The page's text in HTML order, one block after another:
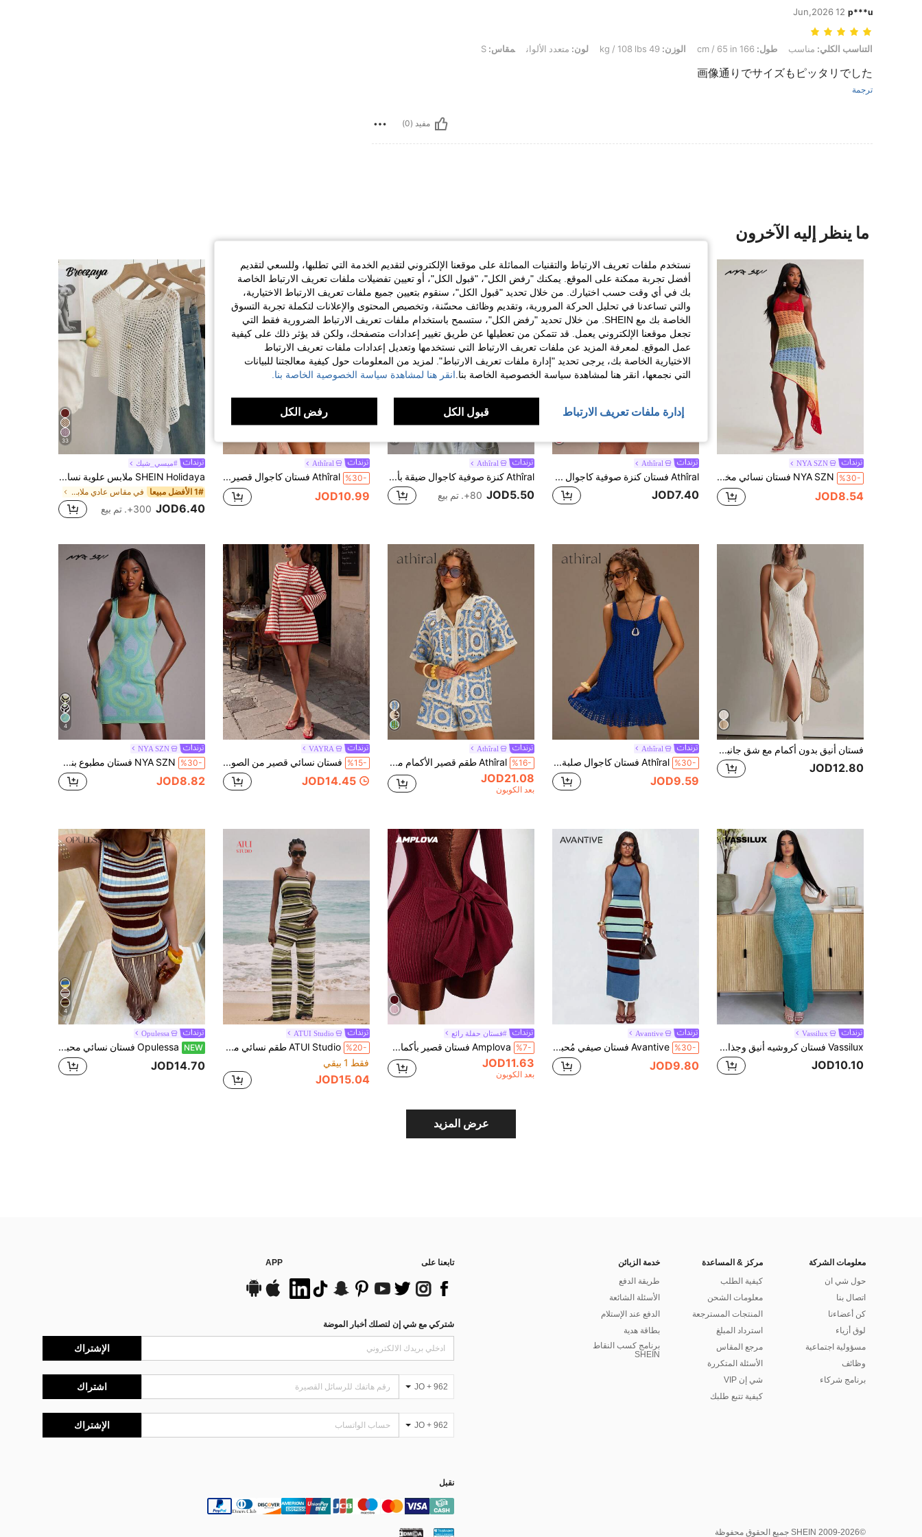
p***u
12 Jun,2026
التناسب الكلي: مناسب, طول: 166 cm / 65 in, الوزن: 49 kg / 108 lbs, لون: متعدد الألوان, مقاس: S
التناسب الكلي: مناسب طول: الوزن: لون: متعدد الألوان مقاس:
画像通りでサイズもピッタリでした
ترجمة
مفيد (0)
ما ينظر إليه الآخرون
NYA SZN
%30- NYA SZN فستان نسائي مخطط بتصميم مجوف وحافة غير متماثلة بدون أكمام من الصوف المحبوك
JOD8.54
Athîral
Athîral فستان كنزة صوفية كاجوال مخطط بأكمام واسعة، صيفي
JOD7.40
16
Athîral
Athîral كنزة صوفية كاجوال ضيقة بأزرار أمامية بلون واحد بتصميم بسيط
JOD5.50 80+. تم بيع
Athîral
%30- Athîral فستان كاجوال قصير أزرق فاتح طويل الأكمام من الأنسجة المحبوكة للعطلات
JOD10.99
33
#ميسي_شيك
SHEIN Holidaya ملابس علوية نسائية صيفية بلون أحادي ذات حافة غير متماثلة وفتحات، ملابس علوية كاجوال نسائية، ملابس علوية شاطئية نسائية، ملابس علوية شبكية صيفية نسائية
1# الأفضل مبيعا في مقاس عادي ملابس تريكو نسائية
JOD6.40 300+. تم بيع
فستان أنيق بدون أكمام مع شق جانبي، فستان صيفي أبيض عادي للعطلات
JOD12.80
Athîral
%30- Athîral فستان كاجوال صلبة اللون مجوف للنساء للعطلات
JOD9.59
Athîral
%16- Athîral طقم قصير الأكمام مكون من ملابس علوية محبوك بألوان متباينة وشورت قطعتين للنساء
JOD21.08
بعد الكوبون
VAYRA
%15- فستان نسائي قصير من الصوف المحبوك مخطط باللونين الأحمر والأبيض بأكمام طويلة جرسية ضيق ناعم، مناسب للصيف والخريف والعطلات والغداء والملابس الكاجوال والملابس الشارعية والخروج والحفلات
JOD14.45
4
NYA SZN
%30- NYA SZN فستان مطبوع بنمط مناسب للمناسبات الخاصة، العطلات، السفر، المطار، اليومي، الكاجوال، الخروج ليلاً، متواضع، فينتاج، خريف وشتاء، مناسب للتنقل، ملابس للنساء
JOD8.82
Vassilux
Vassilux فستان كروشيه أنيق وجذاب بتصميم ظهر مكشوف بتدرج لوني أزرق، فستان إلهي للعطلات، فستان نسائي ضيق الجسم، فساتين طويلة للنساء عالية الجودة، فساتين فاخرة
JOD10.10
Avantive
%30- Avantive فستان صيفي مُحبك بياقة حلقة وبدون أكمام، مطبوع بألوان متباينة وخطوط
JOD9.80
#فستان حفلة رائع
%7- Amplova فستان قصير بأكمام طويلة وربطة عنق خلفية للنساء، كنزة صوفية حمراء جذابة مناسبة للمواعيد وحفلات عيد الحب والارتداء اليومي العادي والجذاب
JOD11.63
بعد الكوبون
ATUI Studio
%20-
ATUI Studio طقم نسائي من قطعتين محبوك بخطوط خضراء، توب قصير بحمالات مزينة بالخرز وشورت بخصر عالي، ملابس صيفية أنيقة وكاجوال للعطلات والإجازات والشاطئ والمنتجعات
فقط 1 بيقي
JOD15.04
4
Opulessa
NEW Opulessa فستان نسائي محبوك بتصميم كتل لونية كاجوال للاستخدام اليومي
JOD14.70
عرض المزيد
معلومات الشركة
حول شي ان
اتصال بنا
كن أعضاءنا
لوق أزياء
مسؤولية اجتماعية
وظائف
برنامج شركاء
مركز & المساعدة
كيفية الطلب
معلومات الشحن
المنتجات المسترجعة
استرداد المبلغ
مرجع المقاس
الأسئلة المتكررة
شي إن VIP
كيفية تتبع طلبك
خدمة الزبائن
طريقة الدفع
الأسئلة الشائعة
الدفع عند الإستلام
بطاقة هدية
برنامج كسب النقاط
SHEIN
تابعنا على APP
شتركي مع شي إن لتصلك أخبار الموضة
الإشتراك
JO + 962 اشتراك
JO + 962 الإشتراك
نقبل
©2009-2026 SHEIN جميع الحقوق محفوظة
نستخدم ملفات تعريف الارتباط والتقنيات المماثلة على موقعنا الإلكتروني لتقديم الخدمة التي تطلبها، وللسعي لتقديم
أفضل تجربة ممكنة على الموقع. يمكنك "رفض الكل"، "قبول الكل"، أو تعيين تفضيلات ملفات تعريف الارتباط الخاصة
بك في أي وقت حسب اختيارك. من خلال تحديد "قبول الكل"، سنقوم بتعيين جميع ملفات تعريف الارتباط الاختيارية،
والتي تساعدنا في تحليل الحركة المرورية، وتقديم وظائف محسّنة، وتخصيص المحتوى والإعلانات لتكملة تجربة التسوق
الخاصة بك مع SHEIN. من خلال تحديد "رفض الكل"، ستسمح باستخدام ملفات تعريف الارتباط الضرورية فقط التي
تجعل موقعنا الإلكتروني يعمل. قد تتمكن من تعطيلها عن طريق تغيير إعدادات متصفحك، ولكن قد يؤثر ذلك على كيفية
عمل الموقع. لمعرفة المزيد عن ملفات تعريف الارتباط التي نستخدمها وتعديل إعدادات ملفات تعريف الارتباط
الاختيارية الخاصة بك، يرجى تحديد "إدارة ملفات تعريف الارتباط". لمزيد من المعلومات حول كيفية معالجتنا للبيانات
التي نجمعها، انقر هنا لمشاهدة سياسة الخصوصية الخاصة بنا. انقر هنا لمشاهدة سياسة الخصوصية الخاصة بنا.
إدارة ملفات تعريف الارتباط قبول الكل رفض الكل